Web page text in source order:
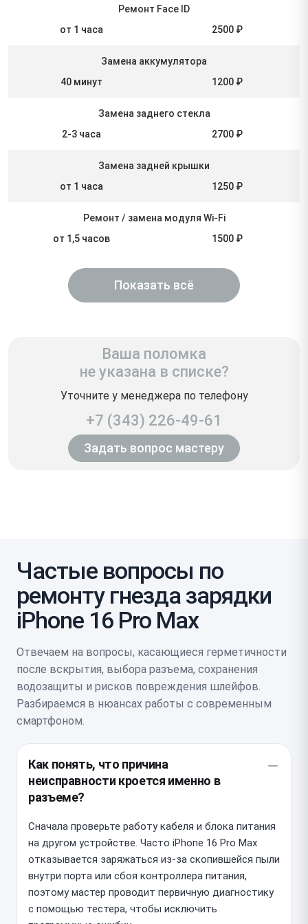
Ремонт Face ID
от 1 часа
2500 ₽
Замена аккумулятора
40 минут
1200 ₽
Замена заднего стекла
2-3 часа
2700 ₽
Замена задней крышки
от 1 часа
1250 ₽
Ремонт / замена модуля Wi-Fi
от 1,5 часов
1500 ₽
Показать всё
Ваша поломка
не указана в списке?
Уточните у менеджера по телефону
+7 (343) 226-49-61
Задать вопрос мастеру
Частые вопросы по
ремонту гнезда зарядки
iPhone 16 Pro Max
Отвечаем на вопросы, касающиеся герметичности
после вскрытия, выбора разъема, сохранения
водозащиты и рисков повреждения шлейфов.
Разбираемся в нюансах работы с современным
смартфоном.
Как понять, что причина
неисправности кроется именно в
разъеме?
Сначала проверьте работу кабеля и блока питания
на другом устройстве. Часто iPhone 16 Pro Max
отказывается заряжаться из-за скопившейся пыли
внутри порта или сбоя контроллера питания,
поэтому мастер проводит первичную диагностику
с помощью тестера, чтобы исключить